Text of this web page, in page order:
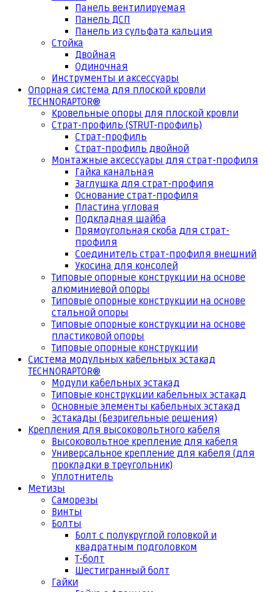
Панель вентилируемая
Панель ДСП
Панель из сульфата кальция
Стойка
Двойная
Одиночная
Инструменты и аксессуары
Опорная система для плоской кровли
TECHNORAPTOR®
Кровельные опоры для плоской кровли
Страт-профиль (STRUT-профиль)
Страт-профиль
Страт-профиль двойной
Монтажные аксессуары для страт-профиля
Гайка канальная
Заглушка для страт-профиля
Основание страт-профиля
Пластина угловая
Подкладная шайба
Прямоугольная скоба для страт-
профиля
Соединитель страт-профиля внешний
Укосина для консолей
Типовые опорные конструкции на основе
алюминиевой опоры
Типовые опорные конструкции на основе
стальной опоры
Типовые опорные конструкции на основе
пластиковой опоры
Типовые опорные конструкции
Система модульных кабельных эстакад
TECHNORAPTOR®
Модули кабельных эстакад
Типовые конструкции кабельных эстакад
Основные элементы кабельных эстакад
Эстакады (Безригельные решения)
Крепления для высоковольтного кабеля
Высоковольтное крепление для кабеля
Универсальное крепление для кабеля (для
прокладки в треугольник)
Уплотнитель
Метизы
Саморезы
Винты
Болты
Болт с полукруглой головкой и
квадратным подголовком
Т-болт
Шестигранный болт
Гайки